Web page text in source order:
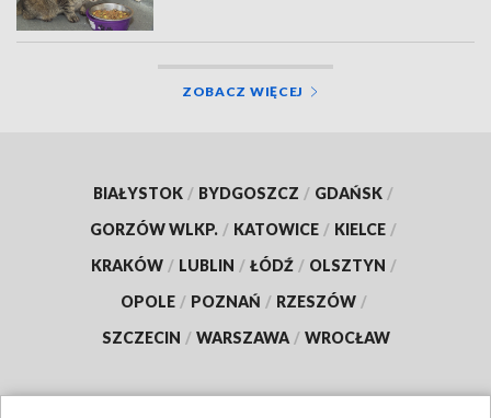
ZOBACZ WIĘCEJ
BIAŁYSTOK / BYDGOSZCZ / GDAŃSK /
GORZÓW WLKP. / KATOWICE / KIELCE /
KRAKÓW / LUBLIN / ŁÓDŹ / OLSZTYN /
OPOLE / POZNAŃ / RZESZÓW /
SZCZECIN / WARSZAWA / WROCŁAW